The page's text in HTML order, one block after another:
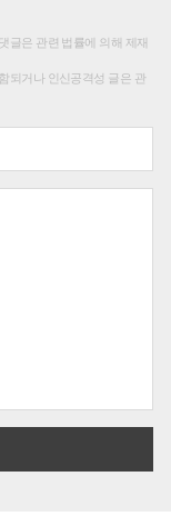
글은 관련 법률에 의해 제재
되거나 인신공격성 글은 관